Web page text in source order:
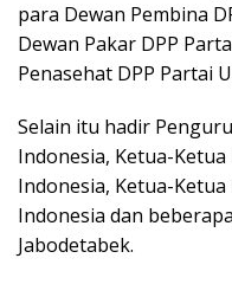
para Dewan Pembina
Dewan Pakar DPP
Penasehat DPP Partai
Selain itu hadir
Indonesia, Ketua-
Indonesia, Ketua-Ketua
Indonesia dan
Jabodetabek.